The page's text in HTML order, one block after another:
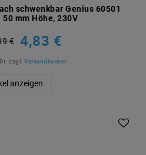
schwenkbar Genius 60501
mm Höhe, 230V
€ 4,83 €
zzgl. Versandkosten
anzeigen